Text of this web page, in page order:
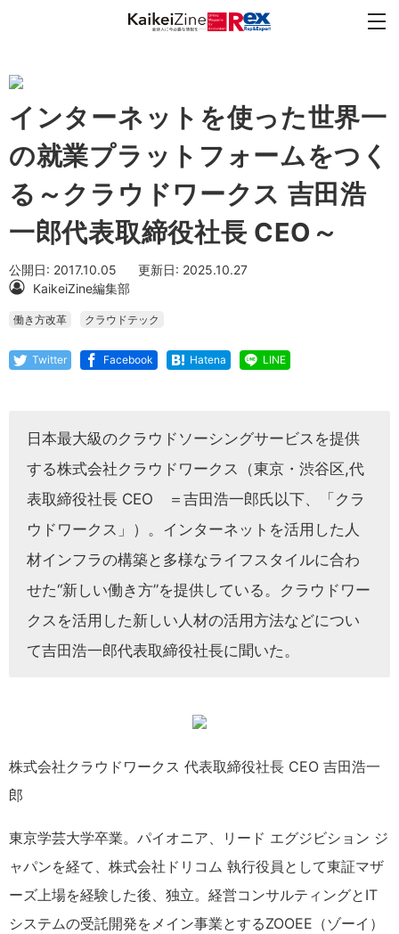
インターネットを使った世界一
の就業プラットフォームをつく
る～クラウドワークス 吉田浩
一郎代表取締役社長 CEO～
公開日: 2017.10.05
更新日: 2025.10.27
KaikeiZine編集部
働き方改革 クラウドテック
Twitter Facebook Hatena LINE
日本最大級のクラウドソーシングサービスを提供
する株式会社クラウドワークス（東京・渋谷区,代
表取締役社長 CEO ＝吉田浩一郎氏以下、「クラ
ウドワークス」）。インターネットを活用した人
材インフラの構築と多様なライフスタイルに合わ
せた“新しい働き方”を提供している。クラウドワー
クスを活用した新しい人材の活用方法などについ
て吉田浩一郎代表取締役社長に聞いた。
株式会社クラウドワークス 代表取締役社長 CEO 吉田浩一
郎
東京学芸大学卒業。パイオニア、リード エグジビション ジ
ャパンを経て、株式会社ドリコム 執行役員として東証マザ
ーズ上場を経験した後、独立。経営コンサルティングとIT
システムの受託開発をメイン事業とするZOOEE（ゾーイ）